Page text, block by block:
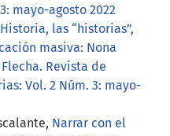
mayo-agosto 2022
las “historias”,
masiva: Nona
Revista de
Vol. 2 Núm. 3: mayo-
Narrar con el